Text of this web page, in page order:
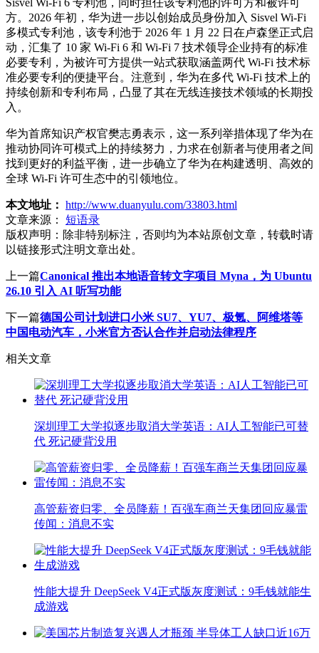
方。2026 年初，华为进一步以创始成员身份加入 Sisvel Wi-Fi
多模式专利池，该专利池于 2026 年 1 月 22 日在卢森堡正式启
动，汇集了 10 家 Wi-Fi 6 和 Wi-Fi 7 技术领导企业持有的标准
必要专利，为被许可方提供一站式获取涵盖两代 Wi-Fi 技术标
准必要专利的便捷平台。注意到，华为在多代 Wi-Fi 技术上的
持续创新和专利布局，凸显了其在无线连接技术领域的长期投
入。
华为首席知识产权官樊志勇表示，这一系列举措体现了华为在
推动协同许可模式上的持续努力，力求在创新者与使用者之间
找到更好的利益平衡，进一步确立了华为在构建透明、高效的
全球 Wi-Fi 许可生态中的引领地位。
本文地址： http://www.duanyulu.com/33803.html
文章来源：
短语录
版权声明： 除非特别标注，否则均为本站原创文章，转载时请
以链接形式注明文章出处。
上一篇Canonical 推出本地语音转文字项目 Myna，为 Ubuntu
26.10 引入 AI 听写功能
下一篇德国公司计划进口小米 SU7、YU7、极氪、阿维塔等
中国电动汽车，小米官方否认合作并启动法律程序
相关文章
深圳理工大学拟逐步取消大学英语：AI人工智能已可替
代 死记硬背没用
高管薪资归零、全员降薪！百强车商兰天集团回应暴雷
传闻：消息不实
性能大提升 DeepSeek V4正式版灰度测试：9毛钱就能生
成游戏